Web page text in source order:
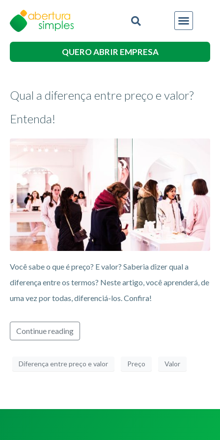
QUERO ABRIR EMPRESA
Qual a diferença entre preço e valor?
Entenda!
Você sabe o que é preço? E valor? Saberia dizer qual a
diferença entre os termos? Neste artigo, você aprenderá, de
uma vez por todas, diferenciá-los. Confira!
Continue reading
Diferença entre preço e valor Preço Valor